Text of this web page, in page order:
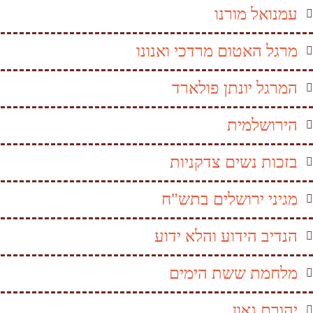
עמנואל מורנו
מרגל האטום מרדכי ואנונו
המרגל יונתן פולארד
הירושלמית
בזכות נשים צדקניות
מגיני ירושלים בתש"ח
הנדיב הידוע והלא ידוע
מלחמת ששת הימים